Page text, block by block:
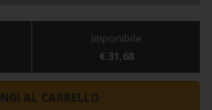
Imponibile
€ 31,68
AL CARRELLO